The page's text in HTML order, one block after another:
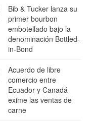
Bib & Tucker lanza su
primer bourbon
embotellado bajo la
denominación Bottled-
in-Bond
Acuerdo de libre
comercio entre
Ecuador y Canadá
exime las ventas de
carne